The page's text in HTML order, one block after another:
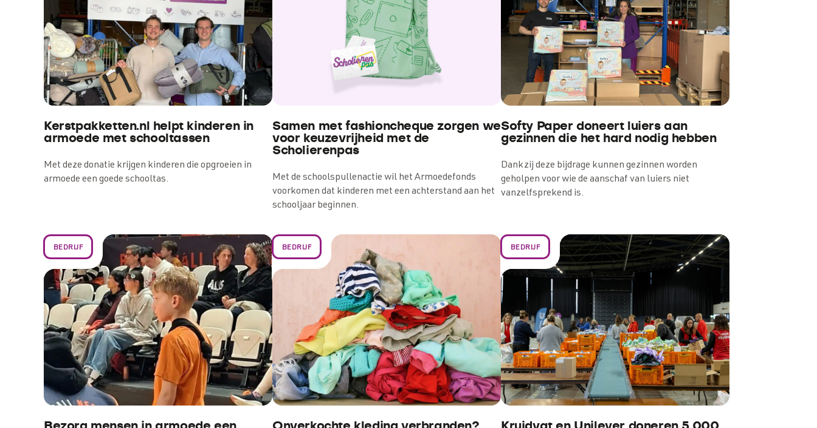
Kerstpakketten.nl helpt kinderen in
armoede met schooltassen
Met deze donatie krijgen kinderen die opgroeien in
armoede een goede schooltas.
Samen met fashioncheque zorgen we
voor keuzevrijheid met de
Scholierenpas
Met de schoolspullenactie wil het Armoedefonds
voorkomen dat kinderen met een achterstand aan het
schooljaar beginnen.
Softy Paper doneert luiers aan
gezinnen die het hard nodig hebben
Dankzij deze bijdrage kunnen gezinnen worden
geholpen voor wie de aanschaf van luiers niet
vanzelfsprekend is.
BEDRIJF BEDRIJF BEDRIJF